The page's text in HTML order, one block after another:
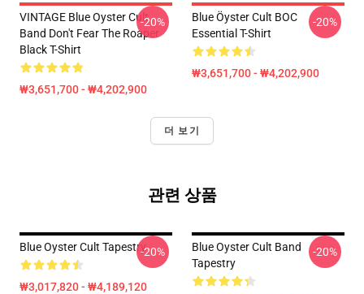
VINTAGE Blue Oyster Cult
Band Don't Fear The Roaper
Black T-Shirt
₩3,651,700 - ₩4,202,900
-20%
Blue Öyster Cult BOC
Essential T-Shirt
₩3,651,700 - ₩4,202,900
-20%
더 보기
관련 상품
Blue Oyster Cult Tapestry
₩3,017,820 - ₩4,189,120
-20%
Blue Oyster Cult Band
Tapestry
-20%